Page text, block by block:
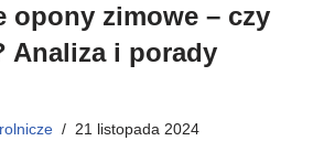
opony zimowe – czy
Analiza i porady
21 listopada 2024